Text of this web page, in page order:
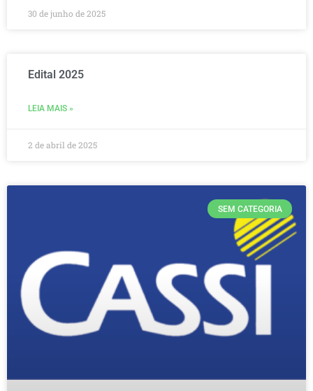
30 de junho de 2025
Edital 2025
LEIA MAIS »
2 de abril de 2025
SEM CATEGORIA